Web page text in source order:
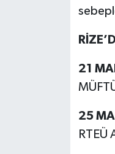
21
25
RTEÜ